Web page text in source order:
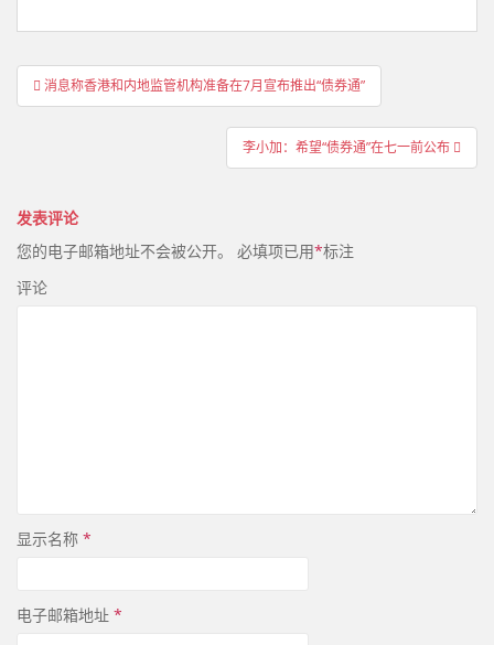
文
章
消息称香港和内地监管机构准备在7月宣布推出“债券通”
李小加：希望“债券通”在七一前公布
发表评论
您的电子邮箱地址不会被公开。 必填项已用*标注
评论
显示名称 *
电子邮箱地址 *